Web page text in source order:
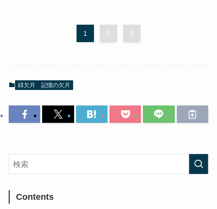
1 2 3
緋欠片 記憶の欠片
Contents